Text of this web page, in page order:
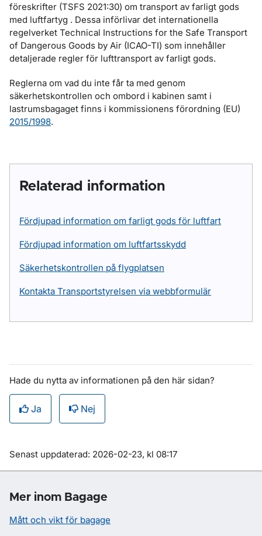
föreskrifter (TSFS 2021:30) om transport av farligt gods
med luftfartyg . Dessa införlivar det internationella
regelverket Technical Instructions for the Safe Transport
of Dangerous Goods by Air (ICAO-TI) som innehåller
detaljerade regler för lufttransport av farligt gods.
Reglerna om vad du inte får ta med genom
säkerhetskontrollen och ombord i kabinen samt i
lastrumsbagaget finns i kommissionens förordning (EU)
2015/1998.
Relaterad information
Fördjupad information om farligt gods för luftfart
Fördjupad information om luftfartsskydd
Säkerhetskontrollen på flygplatsen
Kontakta Transportstyrelsen via webbformulär
Hade du nytta av informationen på den här sidan?
Ja Nej
Om sidan
Senast uppdaterad: 2026-02-23, kl 08:17
Mer inom Bagage
Mått och vikt för bagage